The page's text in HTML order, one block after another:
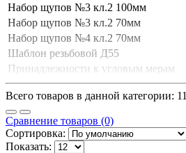
Набор щупов №3 кл.2 100мм
Набор щупов №3 кл.2 70мм
Набор щупов №4 кл.2 70мм
Шаблон резьбовой Д55
Принадлежности к угловым мерам
Всего товаров в данной категории: 11
Сравнение товаров (0)
Сортировка:
Показать: